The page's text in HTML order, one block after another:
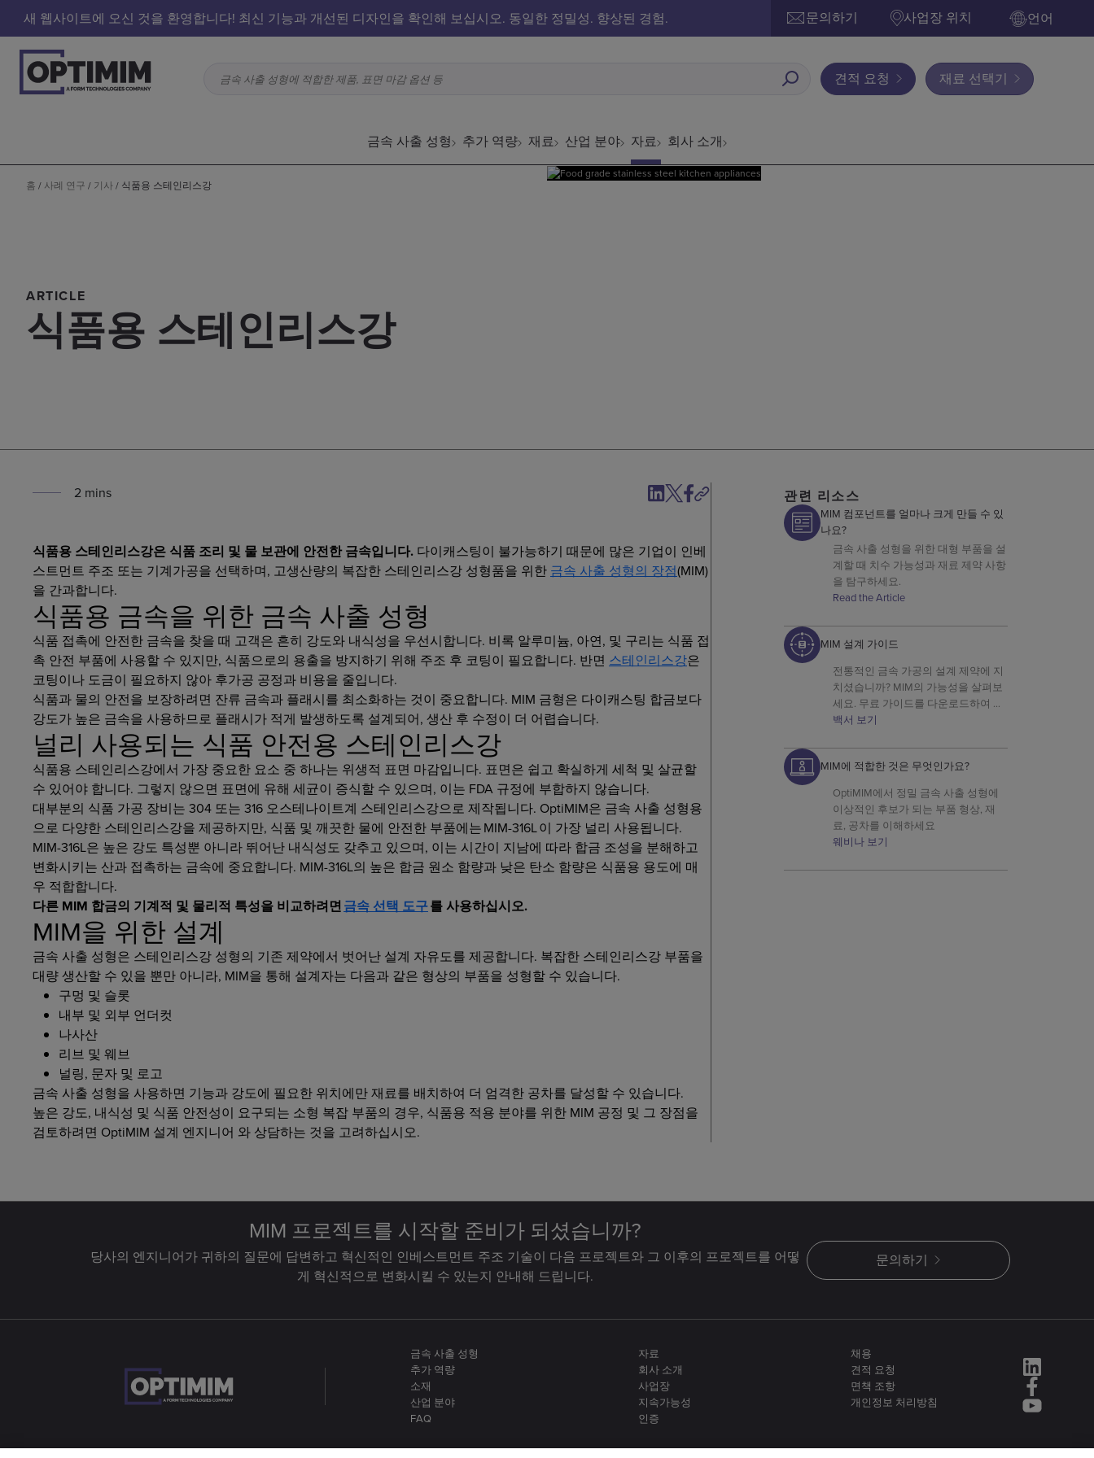
새 웹사이트에 오신 것을 환영합니다! 최신 기능과 개선된 디자인을 확인해 보십시오. 동일한 정밀성. 향상된 경험. 문의하기 사업장 위치 언어
금속 사출 성형에 적합한 제품, 표면 마감 옵션 등 견적 요청 재료 선택기
금속 사출 성형 추가 역량 재료 산업 분야 자료 회사 소개
홈 / 사례 연구 / 기사 / 식품용 스테인리스강
ARTICLE
식품용 스테인리스강
2 mins
식품용 스테인리스강은 식품 조리 및 물 보관에 안전한 금속입니다. 다이캐스팅이 불가능하기 때문에 많은 기업이 인베
스트먼트 주조 또는 기계가공을 선택하며, 고생산량의 복잡한 스테인리스강 성형품을 위한 금속 사출 성형의 장점(MIM)
을 간과합니다.
식품용 금속을 위한 금속 사출 성형
식품 접촉에 안전한 금속을 찾을 때 고객은 흔히 강도와 내식성을 우선시합니다. 비록 알루미늄, 아연, 및 구리는 식품 접
촉 안전 부품에 사용할 수 있지만, 식품으로의 용출을 방지하기 위해 주조 후 코팅이 필요합니다. 반면 스테인리스강은
코팅이나 도금이 필요하지 않아 후가공 공정과 비용을 줄입니다.
식품과 물의 안전을 보장하려면 잔류 금속과 플래시를 최소화하는 것이 중요합니다. MIM 금형은 다이캐스팅 합금보다
강도가 높은 금속을 사용하므로 플래시가 적게 발생하도록 설계되어, 생산 후 수정이 더 어렵습니다.
널리 사용되는 식품 안전용 스테인리스강
식품용 스테인리스강에서 가장 중요한 요소 중 하나는 위생적 표면 마감입니다. 표면은 쉽고 확실하게 세척 및 살균할
수 있어야 합니다. 그렇지 않으면 표면에 유해 세균이 증식할 수 있으며, 이는 FDA 규정에 부합하지 않습니다.
대부분의 식품 가공 장비는 304 또는 316 오스테나이트계 스테인리스강으로 제작됩니다. OptiMIM은 금속 사출 성형용
으로 다양한 스테인리스강을 제공하지만, 식품 및 깨끗한 물에 안전한 부품에는 MIM-316L 이 가장 널리 사용됩니다.
MIM-316L은 높은 강도 특성뿐 아니라 뛰어난 내식성도 갖추고 있으며, 이는 시간이 지남에 따라 합금 조성을 분해하고
변화시키는 산과 접촉하는 금속에 중요합니다. MIM-316L의 높은 합금 원소 함량과 낮은 탄소 함량은 식품용 용도에 매
우 적합합니다.
다른 MIM 합금의 기계적 및 물리적 특성을 비교하려면금속 선택 도구를 사용하십시오.
MIM을 위한 설계
금속 사출 성형은 스테인리스강 성형의 기존 제약에서 벗어난 설계 자유도를 제공합니다. 복잡한 스테인리스강 부품을
대량 생산할 수 있을 뿐만 아니라, MIM을 통해 설계자는 다음과 같은 형상의 부품을 성형할 수 있습니다.
구멍 및 슬롯
내부 및 외부 언더컷
나사산
리브 및 웨브
널링, 문자 및 로고
금속 사출 성형을 사용하면 기능과 강도에 필요한 위치에만 재료를 배치하여 더 엄격한 공차를 달성할 수 있습니다.
높은 강도, 내식성 및 식품 안전성이 요구되는 소형 복잡 부품의 경우, 식품용 적용 분야를 위한 MIM 공정 및 그 장점을
검토하려면 OptiMIM 설계 엔지니어 와 상담하는 것을 고려하십시오.
관련 리소스
MIM 컴포넌트를 얼마나 크게 만들 수 있
나요?
금속 사출 성형을 위한 대형 부품을 설
계할 때 치수 가능성과 재료 제약 사항
을 탐구하세요.
Read the Article
MIM 설계 가이드
전통적인 금속 가공의 설계 제약에 지
치셨습니까? MIM의 가능성을 살펴보
세요. 무료 가이드를 다운로드하여 스
테인리스강 및 티타늄과 같은 금속으
아보십시오.
백서 보기
MIM에 적합한 것은 무엇인가요?
OptiMIM에서 정밀 금속 사출 성형에
이상적인 후보가 되는 부품 형상, 재
료, 공차를 이해하세요
웨비나 보기
MIM 프로젝트를 시작할 준비가 되셨습니까?
당사의 엔지니어가 귀하의 질문에 답변하고 혁신적인 인베스트먼트 주조 기술이 다음 프로젝트와 그 이후의 프로젝트를 어떻
게 혁신적으로 변화시킬 수 있는지 안내해 드립니다.
문의하기
금속 사출 성형
추가 역량
소재
산업 분야
FAQ
자료
회사 소개
사업장
지속가능성
인증
채용
견적 요청
면책 조항
개인정보 처리방침